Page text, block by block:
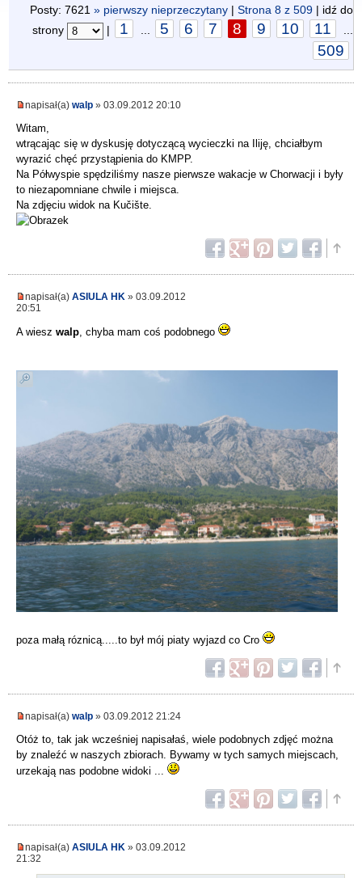
Posty: 7621 » pierwszy nieprzeczytany | Strona 8 z 509 | idź do
strony
| 1 5 6 7 8 9 10 11
509
napisał(a) walp » 03.09.2012 20:10
Witam,
wtrącając się w dyskusję dotyczącą wycieczki na Iliję, chciałbym
wyrazić chęć przystąpienia do KMPP.
Na Półwyspie spędziliśmy nasze pierwsze wakacje w Chorwacji i były
to niezapomniane chwile i miejsca.
Na zdjęciu widok na Kučište.
napisał(a) ASIULA HK » 03.09.2012
20:51
A wiesz walp, chyba mam coś podobnego
poza małą róznicą.....to był mój piaty wyjazd co Cro
napisał(a) walp » 03.09.2012 21:24
Otóż to, tak jak wcześniej napisałaś, wiele podobnych zdjęć można
by znaleźć w naszych zbiorach. Bywamy w tych samych miejscach,
urzekają nas podobne widoki ...
napisał(a) ASIULA HK » 03.09.2012
21:32